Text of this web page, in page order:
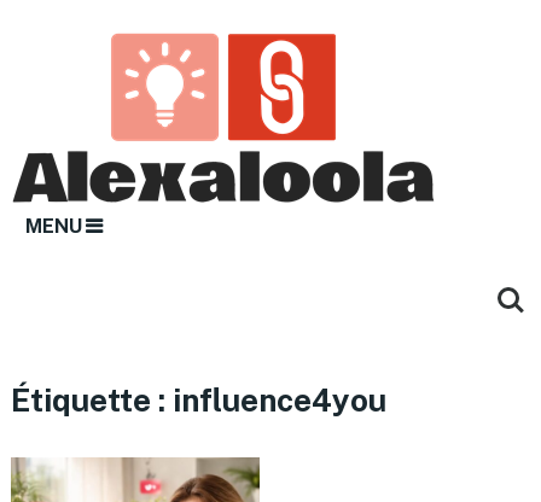
MENU
Étiquette : influence4you